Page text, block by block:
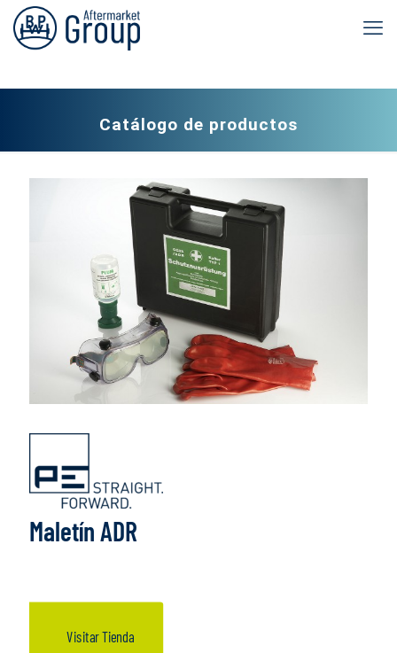
Catálogo de productos
Maletín ADR
Visitar Tienda